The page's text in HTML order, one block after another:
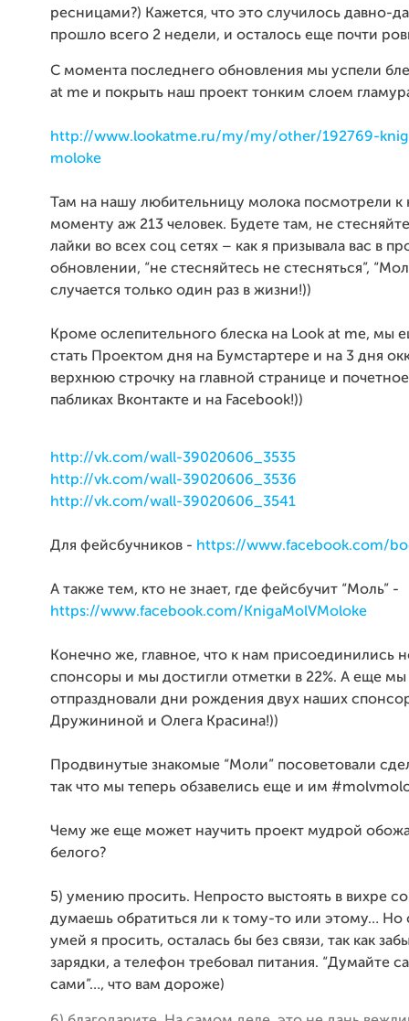
ресницами?) Кажется, что это случилось давно-
прошло всего 2 недели, и осталось еще почти
С момента последнего обновления мы успели
at me и покрыть наш проект тонким слоем
http://www.lookatme.ru/my/my/other/192769-
moloke
Там на нашу любительницу молока посмотрели
моменту аж 213 человек. Будете там, не
лайки во всех соц сетях – как я призывала вас в
обновлении, “не стесняйтесь не стесняться”,
случается только один раз в жизни!))
Кроме ослепительного блеска на Look at me, мы
стать Проектом дня на Бумстартере и на 3 дня
верхнюю строчку на главной странице и
пабликах Вконтакте и на Facebook!))
http://vk.com/wall-39020606_3535
http://vk.com/wall-39020606_3536
http://vk.com/wall-39020606_3541
Для фейсбучников - https://www.facebook.com/
А также тем, кто не знает, где фейсбучит “Моль” -
https://www.facebook.com/KnigaMolVMoloke
Конечно же, главное, что к нам присоединились
спонсоры и мы достигли отметки в 22%. А еще мы
отпраздновали дни рождения двух наших
Дружининой и Олега Красина!))
Продвинутые знакомые “Моли” посоветовали
так что мы теперь обзавелись еще и им
Чему же еще может научить проект мудрой
белого?
5) умению просить. Непросто выстоять в вихре
думаешь обратиться ли к тому-то или этому… Но
умей я просить, осталась бы без связи, так как
зарядки, а телефон требовал питания. “Думайте
сами”…, что вам дороже)